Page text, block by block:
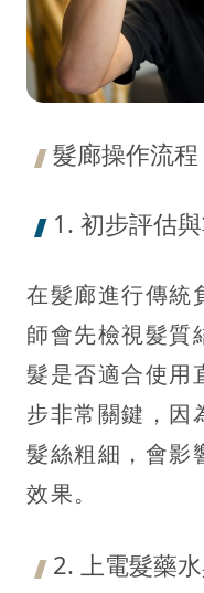
髮廊操作流程
1. 初步評估
在髮廊進行傳統
師會先檢視髮質
髮是否適合使用
步非常關鍵，因
髮絲粗細，會影
效果。
2. 上電髮藥